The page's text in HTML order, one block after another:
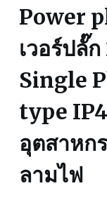
Power
เวอร์ปลั๊
Single
type
อุตสาหก
ลามไฟ